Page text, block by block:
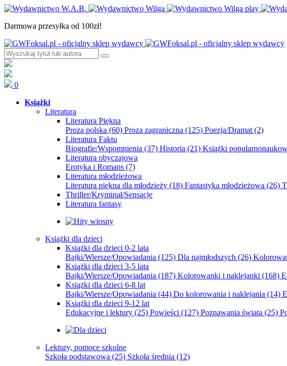
Darmowa przesyłka od 100zł!
0
Książki
Literatura
Literatura Piękna
Proza polska (60) Proza zagraniczna (125) Poezja/Dramat (2)
Literatura Faktu
Biografie/Wspomnienia (37) Historia (21) Książki
Literatura obyczajowa
Erotyka i Romans (7)
Literatura młodzieżowa
Literatura piękna dla młodzieży (18) Fantastyka młodzieżowa (26)
Thriller/Kryminał/Sensacje
Literatura fantasy
Książki dla dzieci
Książki dla dzieci 0-2 lata
Bajki/Wiersze/Opowiadania (125) Dla najmłodszych (26)
Książki dla dzieci 3-5 lata
Bajki/Wiersze/Opowiadania (187) Kolorowanki i naklejanki (168)
Książki dla dzieci 6-8 lat
Bajki/Wiersze/Opowiadania (44) Do kolorowania i naklejania (14)
Książki dla dzieci 9-12 lat
Edukacyjne i lektury (25) Powieści (127) Poznawania świata (25)
Lektury, pomoce szkolne
Szkoła podstawowa (25) Szkoła średnia (12)